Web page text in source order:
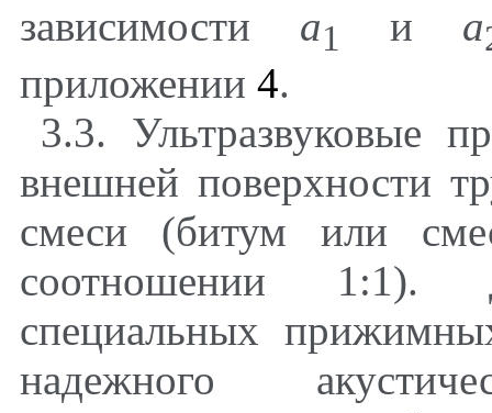
зависимости а1 и а
приложении 4.
3.3. Ультразвуковые
внешней поверхности
смеси (битум или
соотношении 1:1).
специальных
надежного